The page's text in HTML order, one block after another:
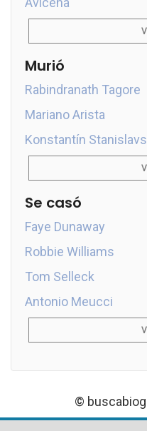
Murió
Rabindranath Tagore
Mariano Arista
Konstantín
Se casó
Faye Dunaway
Robbie Williams
Tom Selleck
Antonio Meucci
©